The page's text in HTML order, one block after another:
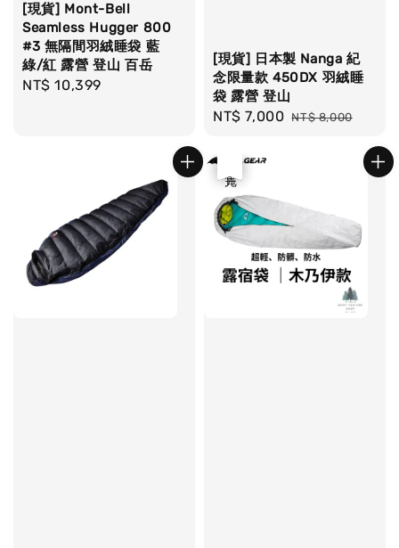
[現貨] Mont-Bell
Seamless Hugger 800
#3 無隔間羽絨睡袋 藍
綠/紅 露營 登山 百岳
Regular
NT$ 10,399
[現貨] 日本製 Nanga 紀
念限量款 450DX 羽絨睡
袋 露營 登山
Sale
NT$ 7,000 Regular
NT$ 8,000